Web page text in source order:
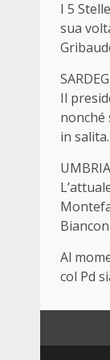
I 5
sua
Il
nonché
in salita.
UMBRIA
Al
col Pd